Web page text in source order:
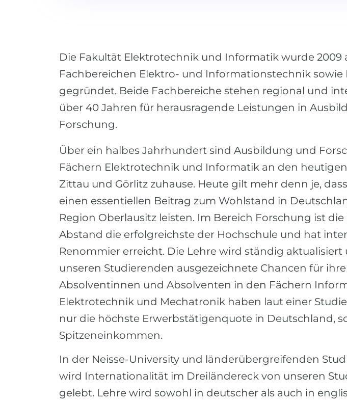
Die Fakultät Elektrotechnik und Informatik wurde 2009
Fachbereichen Elektro- und Informationstechnik
gegründet. Beide Fachbereiche stehen regional und
über 40 Jahren für herausragende Leistungen in
Forschung.
Über ein halbes Jahrhundert sind Ausbildung und
Fächern Elektrotechnik und Informatik an den
Zittau und Görlitz zuhause. Heute gilt mehr denn je,
einen essentiellen Beitrag zum Wohlstand in
Region Oberlausitz leisten. Im Bereich Forschung ist
Abstand die erfolgreichste der Hochschule und hat
Renommier erreicht. Die Lehre wird ständig
unseren Studierenden ausgezeichnete Chancen für
Absolventinnen und Absolventen in den Fächern
Elektrotechnik und Mechatronik haben laut einer
nur die höchste Erwerbstätigenquote in Deutschland,
Spitzeneinkommen.
In der Neisse-University und länderübergreifenden
wird Internationalität im Dreiländereck von unseren
gelebt. Lehre wird sowohl in deutscher als auch in